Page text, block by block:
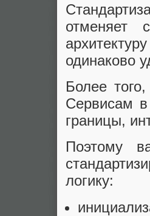
отменяет
одинаково
Более
Сервисам
границы,
Поэтому
логику: